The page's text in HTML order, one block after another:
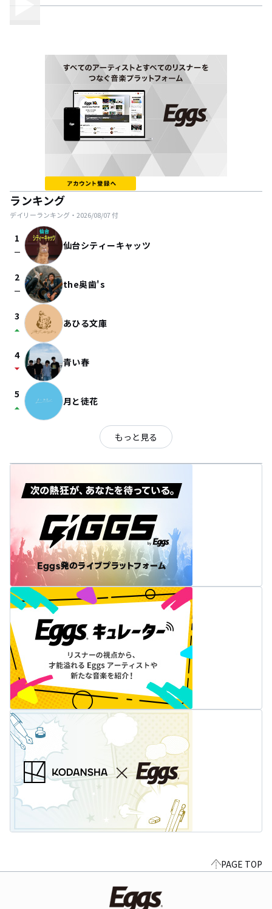
ランキング
デイリーランキング・ 2026/08/07付
1
check_indeterminate_small 仙台シティーキャッツ
2
check_indeterminate_small the奥歯's
3
arrow_drop_up あひる文庫
4
arrow_drop_down 青い春
5
arrow_drop_up 月と徒花
もっと見る
PAGE TOP